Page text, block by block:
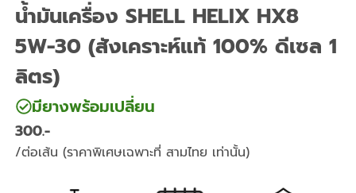
น้ำมันเครื่อง SHELL HELIX HX8
5W-30 (สังเคราะห์แท้ 100% ดีเซล 1
ลิตร)
มียางพร้อมเปลี่ยน
300
/ต่อเส้น (ราคาพิเศษเฉพาะที่ สามไทย เท่านั้น)